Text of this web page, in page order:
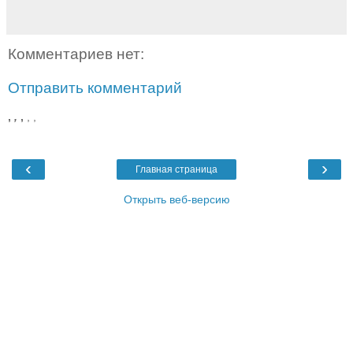
Комментариев нет:
Отправить комментарий
, , ,
‹ ›
Главная страница
Открыть веб-версию